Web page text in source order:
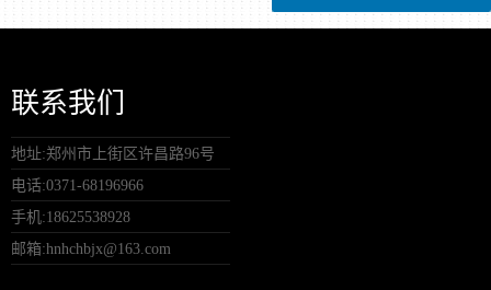
联系我们
地址:郑州市上街区许昌路96号
电话:0371-68196966
手机:18625538928
邮箱:hnhchbjx@163.com